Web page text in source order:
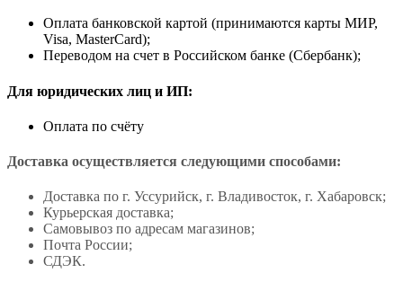
Оплата банковской картой (принимаются карты МИР,
Visa, MasterCard);
Переводом на счет в Российском банке (Сбербанк);
Для юридических лиц и ИП:
Оплата по счёту
Доставка осуществляется следующими способами:
Доставка по г. Уссурийск, г. Владивосток, г. Хабаровск;
Курьерская доставка;
Самовывоз по адресам магазинов;
Почта России;
СДЭК.